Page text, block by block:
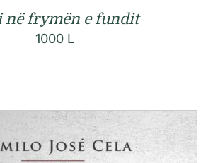
në frymën e fundit
1000 L